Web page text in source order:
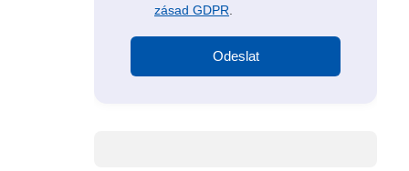
zásad GDPR
Odeslat